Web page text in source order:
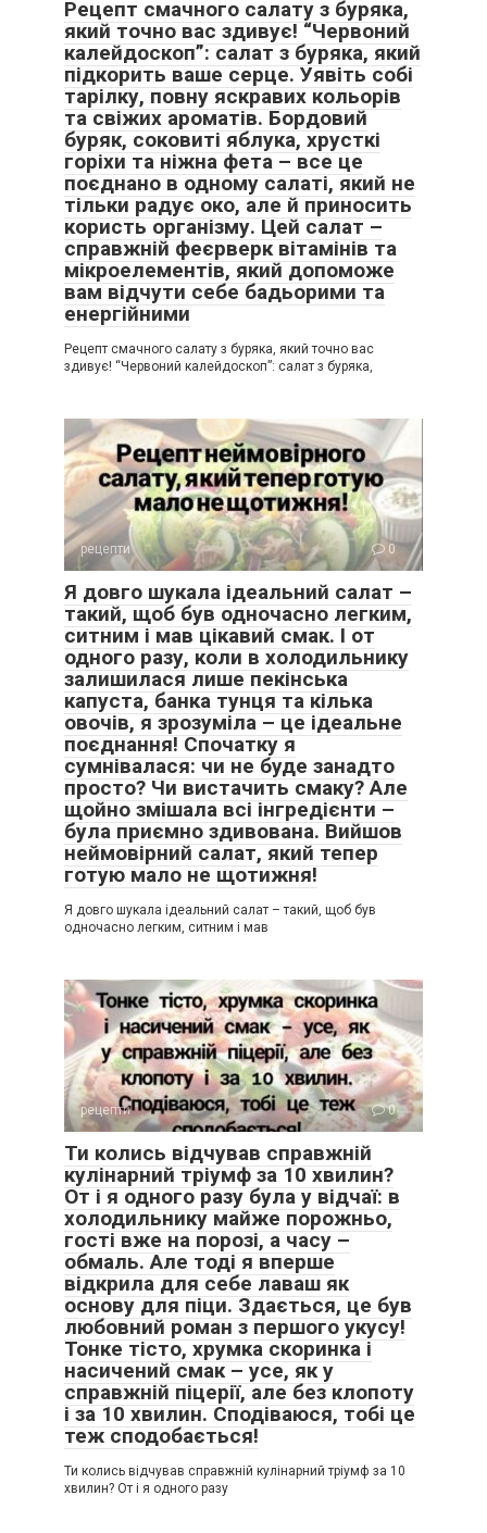
Рецепт смачного салату з буряка,
який точно вас здивує! “Червоний
калейдоскоп”: салат з буряка, який
підкорить ваше серце. Уявіть собі
тарілку, повну яскравих кольорів
та свіжих ароматів. Бордовий
буряк, соковиті яблука, хрусткі
горіхи та ніжна фета – все це
поєднано в одному салаті, який не
тільки радує око, але й приносить
користь організму. Цей салат –
справжній феєрверк вітамінів та
мікроелементів, який допоможе
вам відчути себе бадьорими та
енергійними
Рецепт смачного салату з буряка, який точно вас
здивує! “Червоний калейдоскоп”: салат з буряка,
рецепти 0
Я довго шукала ідеальний салат –
такий, щоб був одночасно легким,
ситним і мав цікавий смак. І от
одного разу, коли в холодильнику
залишилася лише пекінська
капуста, банка тунця та кілька
овочів, я зрозуміла – це ідеальне
поєднання! Спочатку я
сумнівалася: чи не буде занадто
просто? Чи вистачить смаку? Але
щойно змішала всі інгредієнти –
була приємно здивована. Вийшов
неймовірний салат, який тепер
готую мало не щотижня!
Я довго шукала ідеальний салат – такий, щоб був
одночасно легким, ситним і мав
рецепти 0
Ти колись відчував справжній
кулінарний тріумф за 10 хвилин?
От і я одного разу була у відчаї: в
холодильнику майже порожньо,
гості вже на порозі, а часу –
обмаль. Але тоді я вперше
відкрила для себе лаваш як
основу для піци. Здається, це був
любовний роман з першого укусу!
Тонке тісто, хрумка скоринка і
насичений смак – усе, як у
справжній піцерії, але без клопоту
і за 10 хвилин. Сподіваюся, тобі це
теж сподобається!
Ти колись відчував справжній кулінарний тріумф за 10
хвилин? От і я одного разу